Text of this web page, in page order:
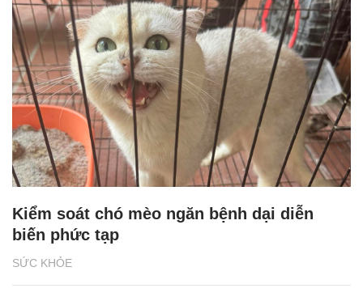
SỨC KHỎE
Kiểm soát chó mèo ngăn bệnh dại diễn
biến phức tạp